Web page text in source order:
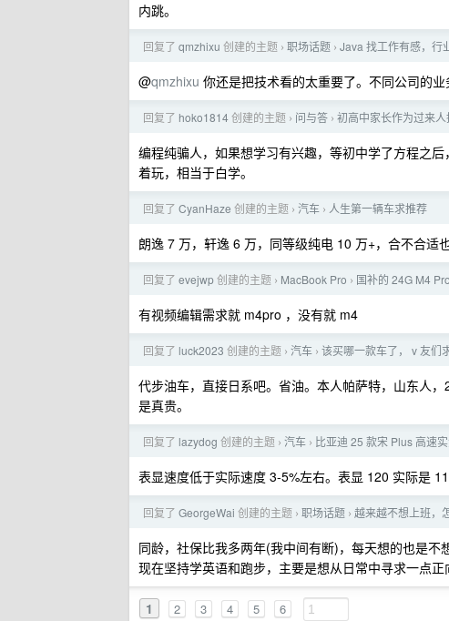
内跳。
回复了 qmzhixu 创建的主题 › 职场话题 › Java 找工作有感，行
@qmzhixu 你还是把技术看的太重要了。不同公司的
回复了 hoko1814创建的主题 › 问与答 › 初高中家长作为过来人
编程纯骗人，如果想学习有兴趣，等初中学了方程之
着玩，相当于白学。
回复了 CyanHaze 创建的主题 › 汽车 › 人生第一辆车求推荐
朗逸 7 万，轩逸 6 万，同等级纯电 10 万+，合不合适
回复了 evejwp创建的主题 › MacBook Pro › 国补的 24G M4
有视频编辑需求就 m4pro ，没有就 m4
回复了 luck2023 创建的主题 › 汽车 › 该买哪一款车了， v 友们
代步油车，直接日系吧。省油。本人帕萨特，山东人
是真贵。
回复了 lazydog 创建的主题 › 汽车 › 比亚迪 25 款宋 Plus 高速
表显速度低于实际速度 3-5%左右。表显 120 实际是
回复了 GeorgeWai 创建的主题 › 职场话题 › 越来越不想上班，
同龄，社保比我多两年(我中间有断)，每天想的也是不
现在坚持学英语和跑步，主要是想从日常中寻求一点
1 2 3 4 5 6